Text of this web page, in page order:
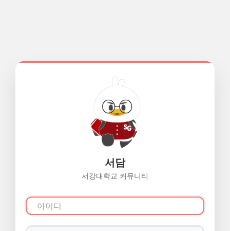
서담
서강대학교 커뮤니티